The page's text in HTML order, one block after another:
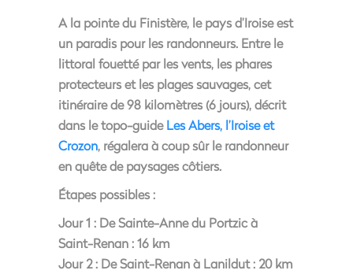
A la pointe du Finistère, le pays d’Iroise est
un paradis pour les randonneurs. Entre le
littoral fouetté par les vents, les phares
protecteurs et les plages sauvages, cet
itinéraire de 98 kilomètres (6 jours), décrit
dans le topo-guideLes Abers, l’Iroise et
Crozon, régalera à coup sûr le randonneur
en quête de paysages côtiers.
Étapes possibles :
Jour 1 : De Sainte-Anne du Portzic à
Saint-Renan : 16 km
Jour 2 : De Saint-Renan à Lanildut : 20 km